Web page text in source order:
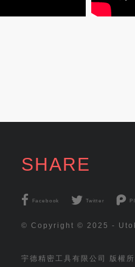
SHARE
Facebook Twitter
© Copyright © 2025 -
宇德精密工具有限公司 版權